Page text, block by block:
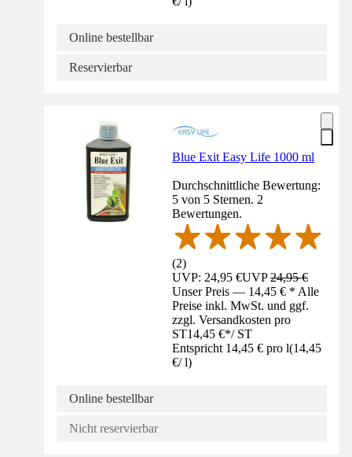
Online bestellbar
Reservierbar
Blue Exit Easy Life 1000 ml
Durchschnittliche Bewertung:
5 von 5 Sternen. 2
Bewertungen.
(2)
UVP: 24,95 €UVP24,95 €
Unser Preis — 14,45 € * Alle
Preise inkl. MwSt. und ggf.
zzgl. Versandkosten pro
ST14,45 €*/ ST
Entspricht 14,45 € pro l(14,45
€/ l)
Online bestellbar
Nicht reservierbar